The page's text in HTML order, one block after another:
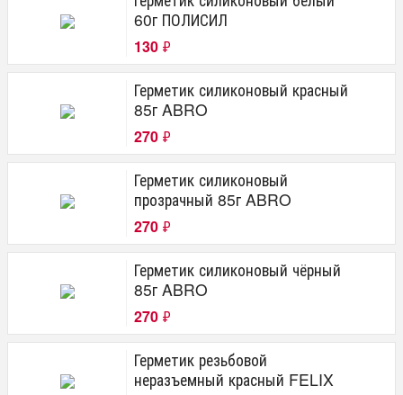
60г ПОЛИСИЛ
130 ₽
Герметик силиконовый красный
85г ABRO
270 ₽
Герметик силиконовый
прозрачный 85г ABRO
270 ₽
Герметик силиконовый чёрный
85г ABRO
270 ₽
Герметик резьбовой
неразъемный красный FELIX